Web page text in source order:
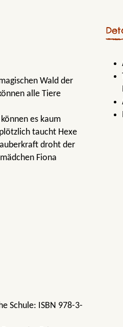
Wald der
alle Tiere
es kaum
taucht Hexe
droht der
Fiona
Schule: ISBN 978-3-